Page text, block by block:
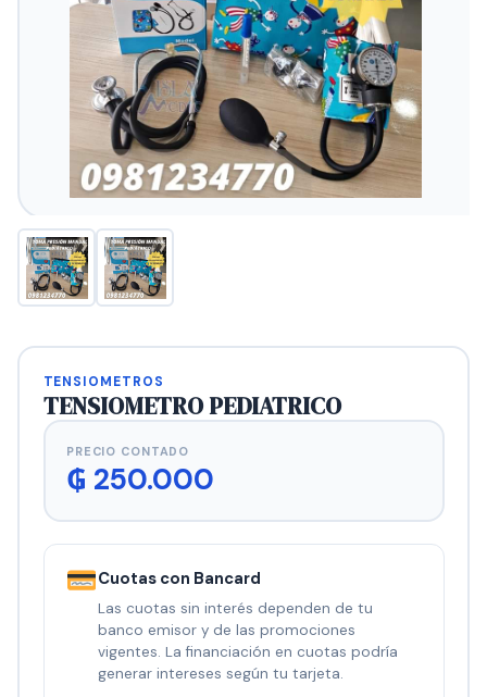
TENSIOMETROS
TENSIOMETRO PEDIATRICO
PRECIO CONTADO
₲ 250.000
Cuotas con Bancard
Las cuotas sin interés dependen de tu
banco emisor y de las promociones
vigentes. La financiación en cuotas podría
generar intereses según tu tarjeta.